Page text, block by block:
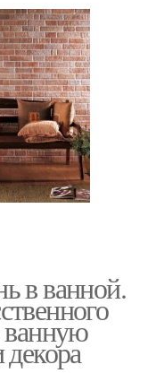
в ванной.
ванную